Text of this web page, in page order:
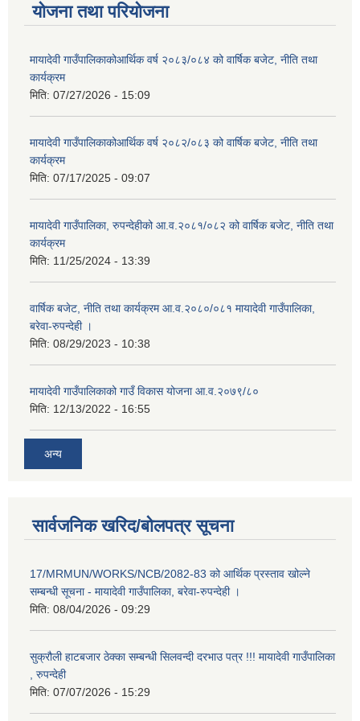
योजना तथा परियोजना
मायादेवी गाउँपालिकाकोआर्थिक वर्ष २०८३/०८४ को वार्षिक बजेट, नीति तथा
कार्यक्रम
मिति: 07/27/2026 - 15:09
मायादेवी गाउँपालिकाकोआर्थिक वर्ष २०८२/०८३ को वार्षिक बजेट, नीति तथा
कार्यक्रम
मिति: 07/17/2025 - 09:07
मायादेवी गाउँपालिका, रुपन्देहीको आ.व.२०८१/०८२ को वार्षिक बजेट, नीति तथा
कार्यक्रम
मिति: 11/25/2024 - 13:39
वार्षिक बजेट, नीति तथा कार्यक्रम आ.व.२०८०/०८१ मायादेवी गाउँपालिका,
बरेवा-रुपन्देही ।
मिति: 08/29/2023 - 10:38
मायादेवी गाउँपालिकाको गाउँ विकास योजना आ.व.२०७९/८०
मिति: 12/13/2022 - 16:55
अन्य
सार्वजनिक खरिद/बोलपत्र सूचना
17/MRMUN/WORKS/NCB/2082-83 को आर्थिक प्रस्ताव खोल्ने
सम्बन्धी सूचना - मायादेवी गाउँपालिका, बरेवा-रुपन्देही ।
मिति: 08/04/2026 - 09:29
सुक्रौली हाटबजार ठेक्का सम्बन्धी सिलवन्दी दरभाउ पत्र !!! मायादेवी गाउँपालिका
, रुपन्देही
मिति: 07/07/2026 - 15:29